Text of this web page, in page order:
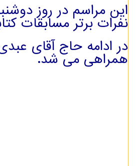
نفرات برتر مسابقات
در ادامه حاج آقای
همراهی می شد.